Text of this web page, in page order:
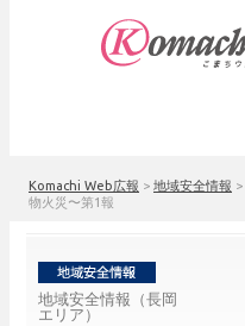
Komachi Web広報 > 地域安全情報 >
物火災〜第1報
地域安全情報（長岡
エリア）